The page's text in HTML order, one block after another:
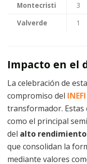
Montecristi
3
Valverde
1
Impacto en el
La celebración de
compromiso del INEFI
transformador. Estas
como el principal
del alto rendimiento
que consolidan la
mediante valores